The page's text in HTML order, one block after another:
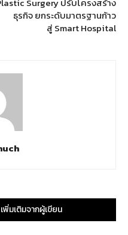
Surgery ปรับโครงสร้าง
ธุรกิจ ยกระดับมาตรฐานก้าว
สู่ Smart Hospital
เพิ่มเติมจากผู้เขียน